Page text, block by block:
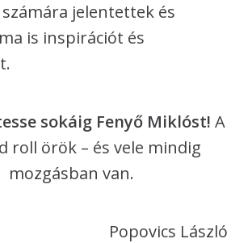
jelentettek és
is inspirációt és
sokáig Fenyő Miklóst! A
roll örök – és vele mindig
mozgásban van.
Popovics László